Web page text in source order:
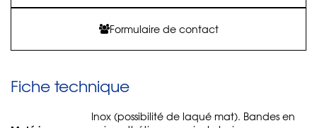
Formulaire de contact
Fiche technique
Inox (possibilité de laqué mat). Bandes en